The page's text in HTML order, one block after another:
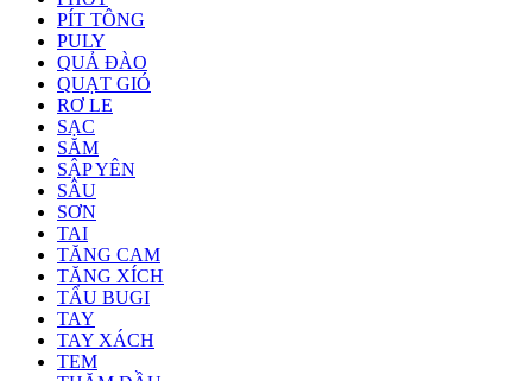
PÍT TÔNG
PULY
QUẢ ĐÀO
QUẠT GIÓ
RƠ LE
SẠC
SĂM
SẬP YÊN
SÂU
SƠN
TAI
TĂNG CAM
TĂNG XÍCH
TẨU BUGI
TAY
TAY XÁCH
TEM